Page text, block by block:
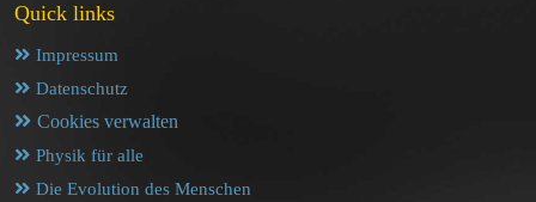
Quick links
Impressum
Datenschutz
Cookies verwalten
Physik für alle
Die Evolution des Menschen